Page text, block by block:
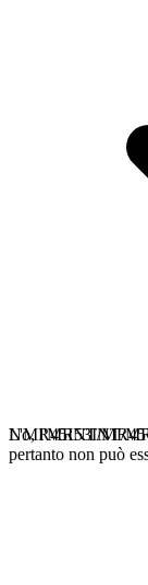
No, l'MR53INT/
pertanto non può
L'MR45INT/